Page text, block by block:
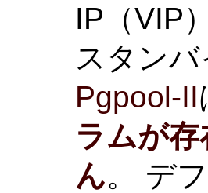
IP（VIP
スタン
Pgpool-II
ラムが
ん。 デ